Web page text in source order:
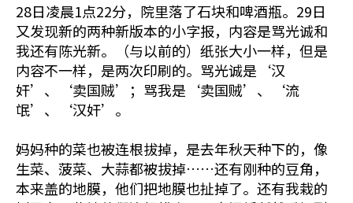
28日凌晨1点22分，院里落了石块和啤酒瓶。29日
又发现新的两种新版本的小字报，内容是骂光诚和
我还有陈光新。（与以前的）纸张大小一样，但是
内容不一样，是两次印刷的。骂光诚是‘汉
奸’、‘卖国贼’；骂我是‘卖国贼’、‘流
氓’、‘汉奸’。
妈妈种的菜也被连根拔掉，是去年秋天种下的，像
生菜、菠菜、大蒜都被拔掉……还有刚种的豆角，
本来盖的地膜，他们把地膜也扯掉了。还有我栽的